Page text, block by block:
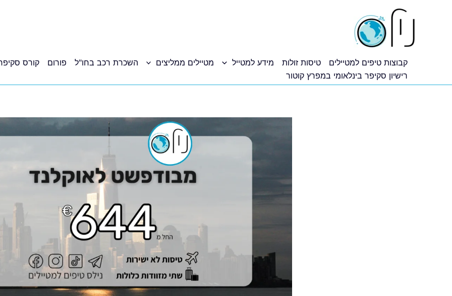
קבוצות טיפים למטיילים טיסות זולות מידע למטייל מטיילים ממליצים השכרת רכב בחו"ל פורום קורס
רישיון סקיפר בינלאומי במפרץ קוטור